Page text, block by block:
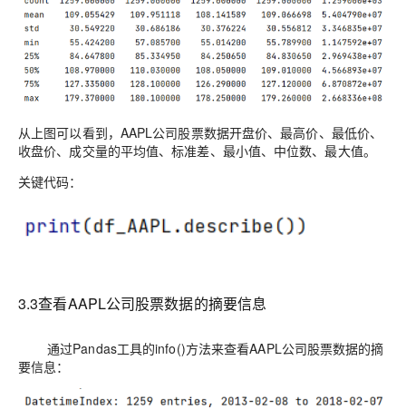
从上图可以看到，AAPL公司股票数据开盘价、最高价、最低价、
收盘价、成交量的平均值、标准差、最小值、中位数、最大值。
关键代码：
3.3查看AAPL公司股票数据的摘要信息
通过Pandas工具的info()方法来查看AAPL公司股票数据的摘
要信息：